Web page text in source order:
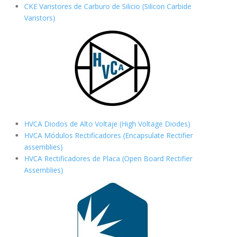
CKE Varistores de Carburo de Silicio (Silicon Carbide
Varistors)
HVCA Diodos de Alto Voltaje (High Voltage Diodes)
HVCA Módulos Rectificadores (Encapsulate Rectifier
assemblies)
HVCA Rectificadores de Placa (Open Board Rectifier
Assemblies)